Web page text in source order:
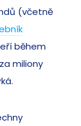
(včetně
během
miliony